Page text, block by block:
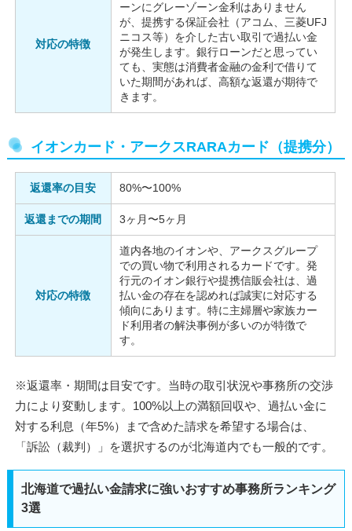
対応の特徴
ーンにグレーゾーン金利はありません
が、提携する保証会社（アコム、三菱UFJ
ニコス等）を介した古い取引で過払い金
が発生します。銀行ローンだと思ってい
ても、実態は消費者金融の金利で借りて
いた期間があれば、高額な返還が期待で
きます。
イオンカード・アークスRARAカード（提携分）
返還率の目安 80%〜100%
返還までの期間 3ヶ月〜5ヶ月
対応の特徴
道内各地のイオンや、アークスグループ
での買い物で利用されるカードです。発
行元のイオン銀行や提携信販会社は、過
払い金の存在を認めれば誠実に対応する
傾向にあります。特に主婦層や家族カー
ド利用者の解決事例が多いのが特徴で
す。
※返還率・期間は目安です。当時の取引状況や事務所の交渉
力により変動します。100%以上の満額回収や、過払い金に
対する利息（年5%）まで含めた請求を希望する場合は、
「訴訟（裁判）」を選択するのが北海道内でも一般的です。
北海道で過払い金請求に強いおすすめ事務所ランキング
3選